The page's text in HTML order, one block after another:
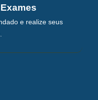
e realize seus